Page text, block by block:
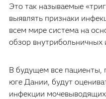
Это так называемые
выявлять признаки
всем мире система на
обзор внутрибольничных
В будущем все пациенты,
юге Дании, будут
инфекции